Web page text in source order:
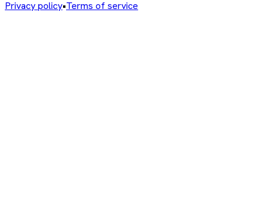
Privacy policy•Terms of service